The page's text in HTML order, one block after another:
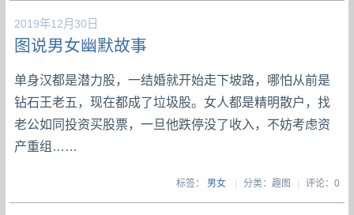
2019年12月30日
图说男女幽默故事
单身汉都是潜力股，一结婚就开始走下坡路，哪怕从前是
钻石王老五，现在都成了垃圾股。女人都是精明散户，找
老公如同投资买股票，一旦他跌停没了收入，不妨考虑资
产重组……
标签： 男女 | 分类：趣图 | 评论：0